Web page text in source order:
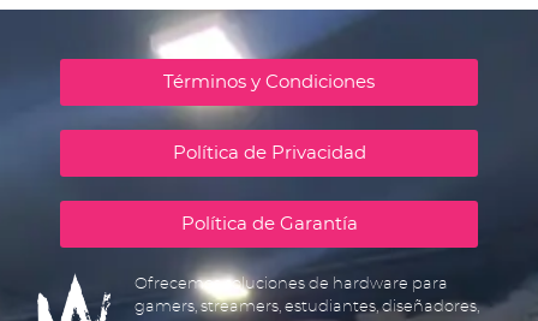
Términos y Condiciones
Política de Privacidad
Política de Garantía
Ofrecemos soluciones de hardware para
gamers, streamers, estudiantes, diseñadores,